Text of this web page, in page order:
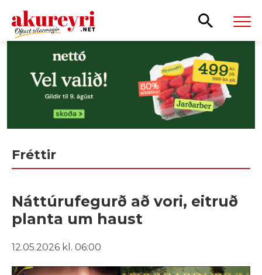
Fréttir
Náttúrufegurð að vori, eitruð
planta um haust
12.05.2026 kl. 06:00